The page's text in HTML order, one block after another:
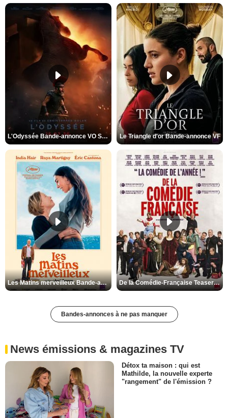
L'Odyssée Bande-annonce VO STFR Le Triangle d'or Bande-annonce VF
Les Matins merveilleux Bande-annonce VF De la Comédie-Française Teaser VF
Bandes-annonces à ne pas manquer
News émissions & magazines TV
Détox ta maison : qui est
Mathilde, la nouvelle experte
"rangement" de l'émission ?